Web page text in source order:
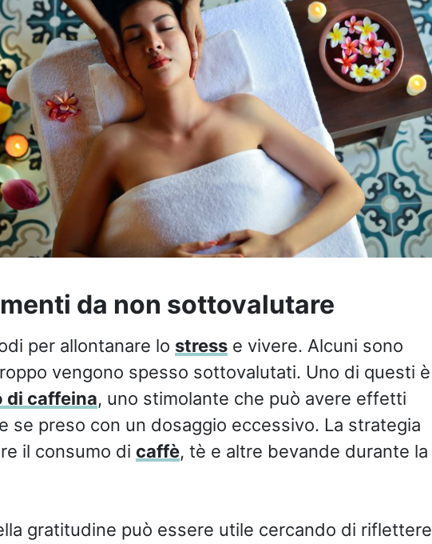
da non sottovalutare
per allontanare lo stresse vivere. Alcuni sono
vengono spesso sottovalutati. Uno di questi è
di caffeina, uno stimolante che può avere effetti
se preso con un dosaggio eccessivo. La strategia
il consumo di caffè, tè e altre bevande durante la
gratitudine può essere utile cercando di riflettere